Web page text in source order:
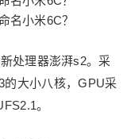
处理器澎湃s2。采
的大小八核，GPU采
。